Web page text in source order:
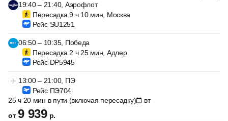
19:40 – 21:40, Аэрофлот
Пересадка 9 ч 10 мин, Москва
Рейс SU1251
06:50 – 10:35, Победа
Пересадка 2 ч 25 мин, Адлер
Рейс DP5945
13:00 – 21:00, ПЭ
Рейс ПЭ704
25 ч 20 мин в пути (включая пересадку)
вт
от9 939 р.